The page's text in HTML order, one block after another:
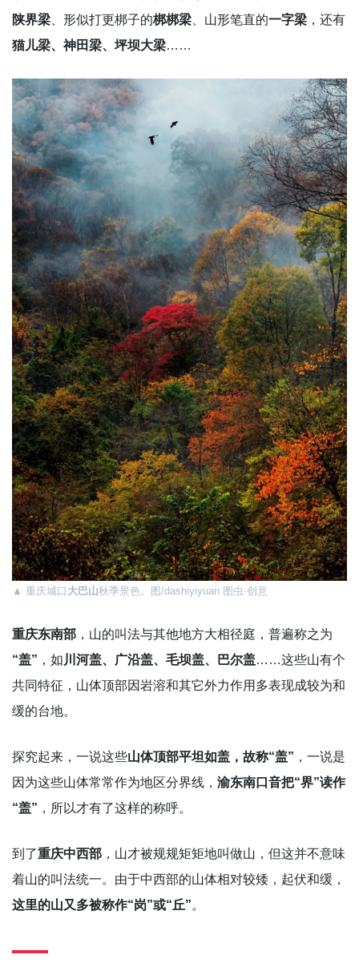
陕界梁 、形似打更梆子的梆梆梁 、山形笔直的一字梁 ，还有
猫儿梁、神田梁、坪坝大梁……
▲ 重庆城口 大巴山秋季景色。图/dashiyiyuan 图虫·创意
重庆东南部 ，山的叫法与其他地方大相径庭，普遍称之为
“盖” ，如 川河盖、广沿盖、毛坝盖、巴尔盖……这些山有个
共同特征，山体顶部因岩溶和其它外力作用多表现成较为和
缓的台地。
探究起来，一说这些山体顶部平坦如盖，故称“盖” ，一说是
因为这些山体常常作为地区分界线， 渝东南口音把“界”读作
“盖” ，所以才有了这样的称呼。
到了重庆中西部 ，山才被规规矩矩地叫做山，但这并不意味
着山的叫法统一。由于中西部的山体相对较矮，起伏和缓，
这里的山又多被称作“岗”或“丘”。